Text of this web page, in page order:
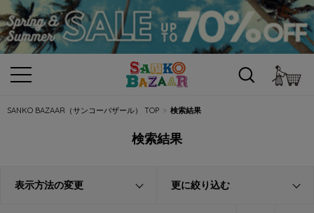
SANKO BAZAAR（サンコーバザール） TOP 検索結果
検索結果
表示方法の変更 更に絞り込む